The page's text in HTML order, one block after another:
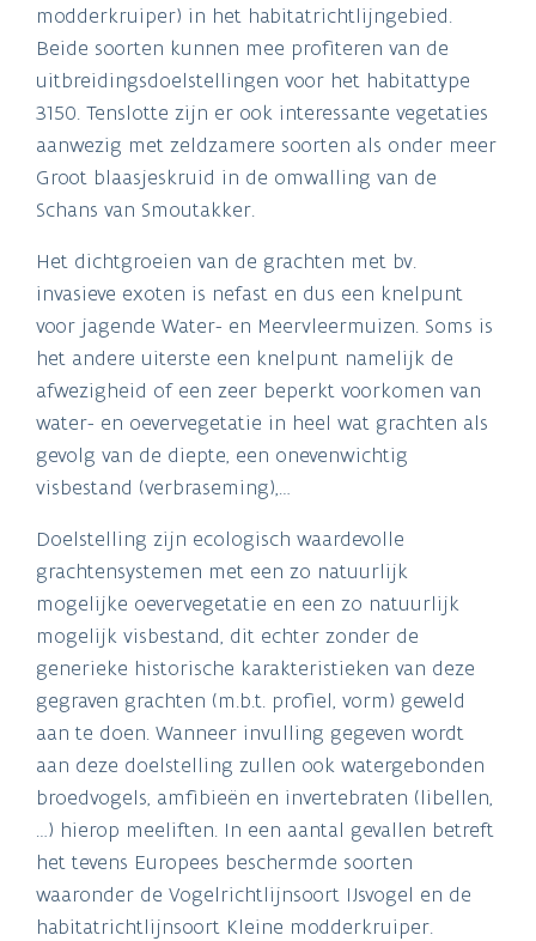
modderkruiper) in het habitatrichtlijngebied.
Beide soorten kunnen mee profiteren van de
uitbreidingsdoelstellingen voor het habitattype
3150. Tenslotte zijn er ook interessante vegetaties
aanwezig met zeldzamere soorten als onder meer
Groot blaasjeskruid in de omwalling van de
Schans van Smoutakker.
Het dichtgroeien van de grachten met bv.
invasieve exoten is nefast en dus een knelpunt
voor jagende Water- en Meervleermuizen. Soms is
het andere uiterste een knelpunt namelijk de
afwezigheid of een zeer beperkt voorkomen van
water- en oevervegetatie in heel wat grachten als
gevolg van de diepte, een onevenwichtig
visbestand (verbraseming),…
Doelstelling zijn ecologisch waardevolle
grachtensystemen met een zo natuurlijk
mogelijke oevervegetatie en een zo natuurlijk
mogelijk visbestand, dit echter zonder de
generieke historische karakteristieken van deze
gegraven grachten (m.b.t. profiel, vorm) geweld
aan te doen. Wanneer invulling gegeven wordt
aan deze doelstelling zullen ook watergebonden
broedvogels, amfibieën en invertebraten (libellen,
…) hierop meeliften. In een aantal gevallen betreft
het tevens Europees beschermde soorten
waaronder de Vogelrichtlijnsoort IJsvogel en de
habitatrichtlijnsoort Kleine modderkruiper.